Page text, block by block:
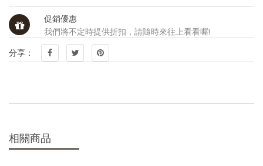
促銷優惠
我們將不定時提供折扣，請隨時來往上看看喔!
分享：
相關商品